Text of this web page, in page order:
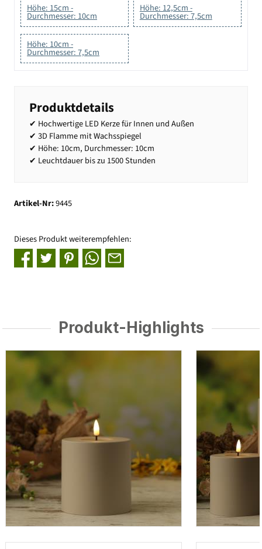
Höhe: 15cm -
Durchmesser: 10cm
Höhe: 12,5cm -
Durchmesser: 7,5cm
Höhe: 10cm -
Durchmesser: 7,5cm
Produktdetails
✔ Hochwertige LED Kerze für Innen und Außen
✔ 3D Flamme mit Wachsspiegel
✔ Höhe: 10cm, Durchmesser: 10cm
✔ Leuchtdauer bis zu 1500 Stunden
Artikel-Nr:9445
Dieses Produkt weiterempfehlen:
Produkt-Highlights